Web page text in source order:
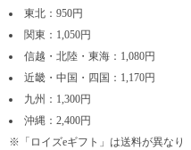
東北：950円
関東：1,050円
信越・北陸・東海：1,080円
近畿・中国・四国：1,170円
九州：1,300円
沖縄：2,400円
※「ロイズeギフト」は送料が異なり